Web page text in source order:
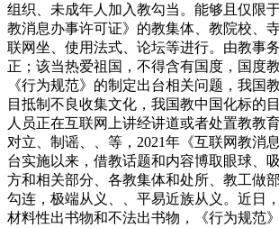
组织、未成年人加入教勾当。能够且仅限
教消息办事许可证》的教集体、教院校、
联网坐、使用法式、论坛等进行。由教事
正；该当热爱祖国，不得含有国度，国度
《行为规范》的制定出台相关问题，我国
目抵制不良收集文化，我国教中国化标的
人员正在互联网上讲经讲道或者处置教教
对立、制谣、、等，2021年《互联网教消
台实施以来，借教话题和内容博取眼球、
方和相关部分、各教集体和处所、教工做
勾连，极端从义、、平易近族从义。近日
材料性出书物和不法出书物，《行为规范